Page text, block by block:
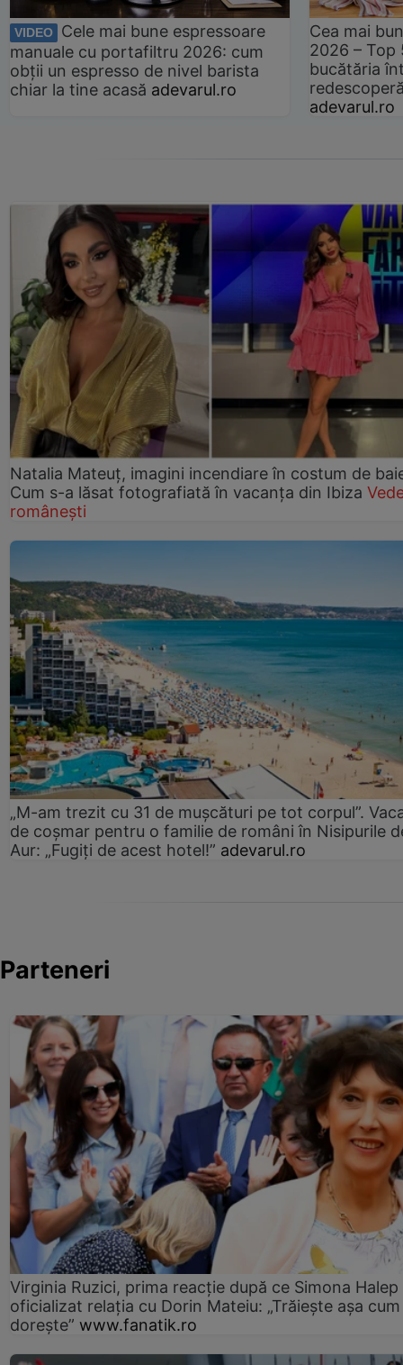
VIDEO
Cele mai bune espressoare
manuale cu portafiltru 2026: cum
obții un espresso de nivel barista
chiar la tine acasă adevarul.ro
Cea mai
2026 –
bucătăria
adevarul.ro
Natalia Mateuț, imagini incendiare în costum de
Cum s-a lăsat fotografiată în vacanța din Ibiza
românești
„M-am trezit cu 31 de mușcături pe tot corpul”.
de coșmar pentru o familie de români în Nisipurile
Aur: „Fugiți de acest hotel!” adevarul.ro
Parteneri
Virginia Ruzici, prima reacție după ce Simona Halep
oficializat relația cu Dorin Mateiu: „Trăiește așa cum
dorește” www.fanatik.ro